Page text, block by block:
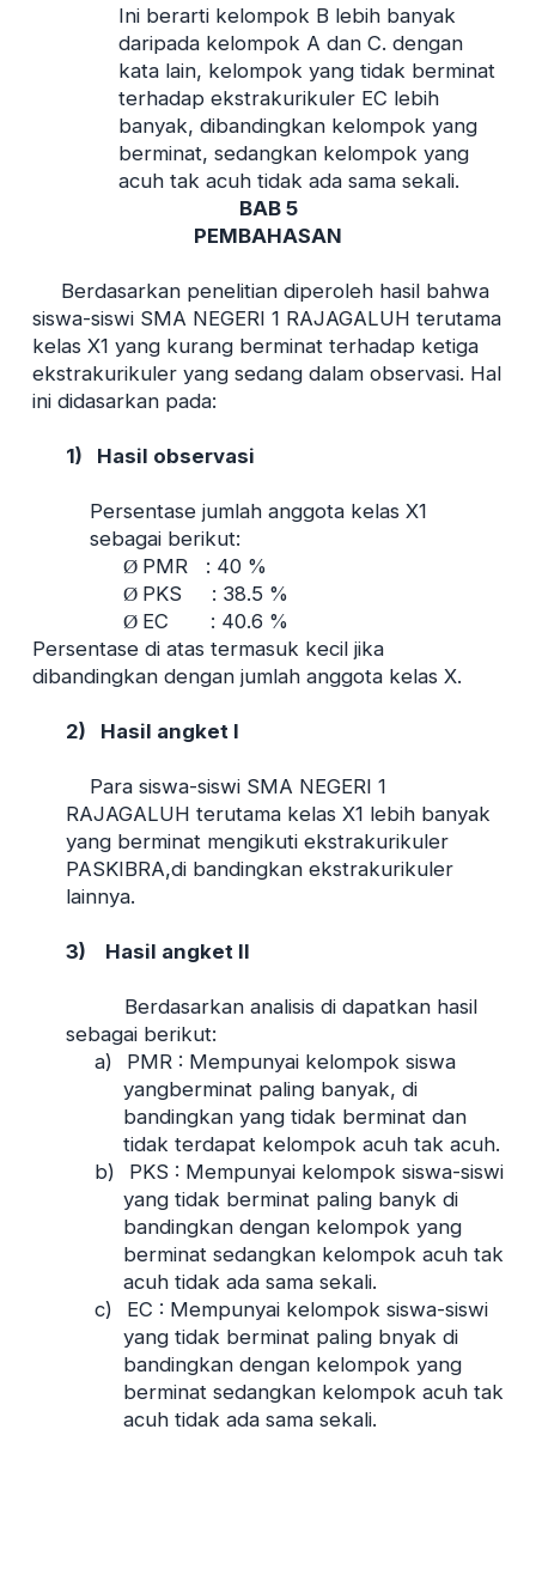
Ini berarti kelompok B lebih banyak
daripada kelompok A dan C. dengan
kata lain, kelompok yang tidak berminat
terhadap ekstrakurikuler EC lebih
banyak, dibandingkan kelompok yang
berminat, sedangkan kelompok yang
acuh tak acuh tidak ada sama sekali.
BAB 5
PEMBAHASAN
Berdasarkan penelitian diperoleh hasil bahwa
siswa-siswi SMA NEGERI 1 RAJAGALUH terutama
kelas X1 yang kurang berminat terhadap ketiga
ekstrakurikuler yang sedang dalam observasi. Hal
ini didasarkan pada:
1) Hasil observasi
Persentase jumlah anggota kelas X1
sebagai berikut:
Ø PMR : 40 %
Ø PKS : 38.5 %
Ø EC : 40.6 %
Persentase di atas termasuk kecil jika
dibandingkan dengan jumlah anggota kelas X.
2) Hasil angket I
Para siswa-siswi SMA NEGERI 1
RAJAGALUH terutama kelas X1 lebih banyak
yang berminat mengikuti ekstrakurikuler
PASKIBRA,di bandingkan ekstrakurikuler
lainnya.
3) Hasil angket II
Berdasarkan analisis di dapatkan hasil
sebagai berikut:
a)
PMR : Mempunyai kelompok siswa
yangberminat paling banyak, di
bandingkan yang tidak berminat dan
tidak terdapat kelompok acuh tak acuh.
b)
PKS : Mempunyai kelompok siswa-siswi
yang tidak berminat paling banyk di
bandingkan dengan kelompok yang
berminat sedangkan kelompok acuh tak
acuh tidak ada sama sekali.
c)
EC : Mempunyai kelompok siswa-siswi
yang tidak berminat paling bnyak di
bandingkan dengan kelompok yang
berminat sedangkan kelompok acuh tak
acuh tidak ada sama sekali.